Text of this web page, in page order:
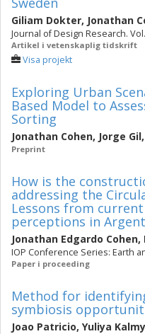
Giliam Dokter, Jonathan
Journal of Design Research.
Artikel i vetenskaplig tidskrift
Visa projekt
Exploring Urban
Based Model to
Sorting
Jonathan Cohen, Jorge Gil,
Preprint
How is the
addressing the
Lessons from
perceptions in
Jonathan Edgardo Cohen,
IOP Conference Series: Earth
Paper i proceeding
Method for
symbiosis
Joao Patricio, Yuliya